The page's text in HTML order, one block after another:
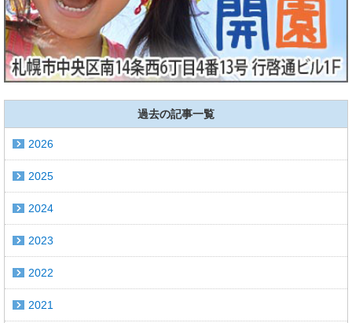
過去の記事一覧
2026
2025
2024
2023
2022
2021